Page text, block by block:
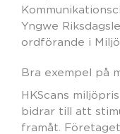
Yngwe
ordförande i
Bra exempel på
HKScans
bidrar till att
framåt.